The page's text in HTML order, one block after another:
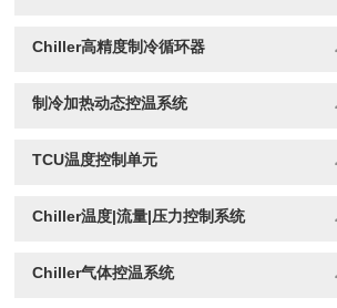
Chiller高精度制冷循环器
制冷加热动态控温系统
TCU温度控制单元
Chiller温度|流量|压力控制系统
Chiller气体控温系统